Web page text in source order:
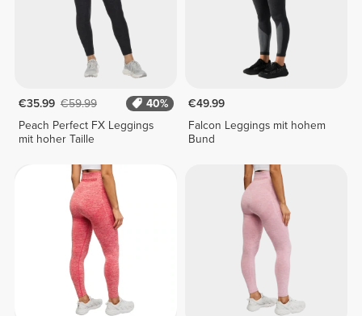
€35.99 €59.99
40%
Peach Perfect FX Leggings
mit hoher Taille
€49.99
Falcon Leggings mit hohem
Bund